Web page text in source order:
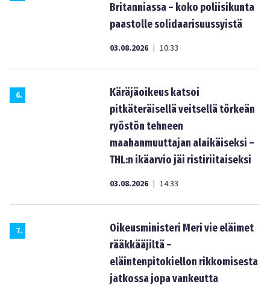
Britanniassa – koko poliisikunta
paastolle solidaarisuussyistä
03.08.2026 | 10:33
6.
Käräjäoikeus katsoi
pitkäteräisellä veitsellä törkeän
ryöstön tehneen
maahanmuuttajan alaikäiseksi –
THL:n ikäarvio jäi ristiriitaiseksi
03.08.2026 | 14:33
7.
Oikeusministeri Meri vie eläimet
rääkkääjiltä –
eläintenpitokiellon rikkomisesta
jatkossa jopa vankeutta